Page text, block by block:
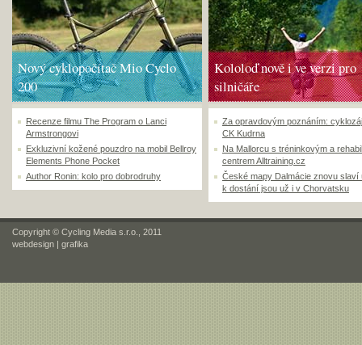
Nový cyklopočítač Mio Cyclo
200
Recenze filmu The Program o Lanci
Armstrongovi
Exkluzivní kožené pouzdro na mobil Bellroy
Elements Phone Pocket
Author Ronin: kolo pro dobrodruhy
Kololoď nově i ve verzi pro
silničáře
Za opravdovým poznáním:
CK Kudrna
Na Mallorcu s tréninkovým a
centrem Alltraining.cz
České mapy Dalmácie znovu slaví
k dostání jsou už i v Chorvatsku
Copyright © Cycling Media s.r.o., 2011
webdesign | grafika